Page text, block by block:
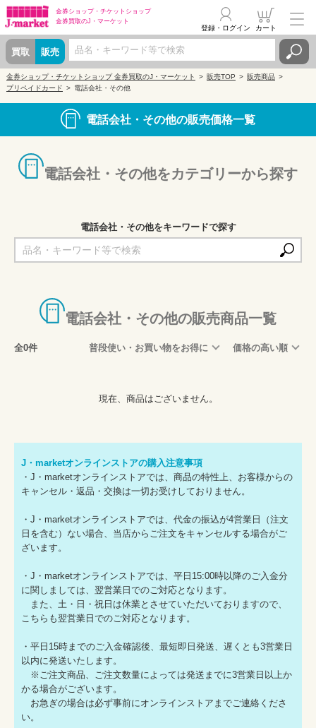
金券ショップ・ チケットショップ
金券買取のJ・マーケット
買取 販売
登録・ログイン カート
金券ショップ・チケットショップ 金券買取のJ・マーケット 販売TOP
販売商品
プリペイドカード
電話会社・その他
電話会社・その他の販売価格一覧
電話会社・その他をカテゴリーから探す
電話会社・その他をキーワードで探す
電話会社・その他の販売商品一覧
全0件 普段使い・お買い物をお得に 価格の高い順
現在、商品はございません。
J・marketオンラインストアの購入注意事項
・J・marketオンラインストアでは、商品の特性上、お客様からの
キャンセル・返品・交換は一切お受けしておりません。
・J・marketオンラインストアでは、代金の振込が4営業日（注文
日を含む）ない場合、当店からご注文をキャンセルする場合がご
ざいます。
・J・marketオンラインストアでは、平日15:00時以降のご入金分
に関しましては、翌営業日でのご対応となります。
また、土・日・祝日は休業とさせていただいておりますので、
こちらも翌営業日でのご対応となります。
・平日15時までのご入金確認後、最短即日発送、遅くとも3営業日
以内に発送いたします。
※ご注文商品、ご注文数量によっては発送までに3営業日以上か
かる場合がございます。
お急ぎの場合は必ず事前にオンラインストアまでご連絡くださ
い。